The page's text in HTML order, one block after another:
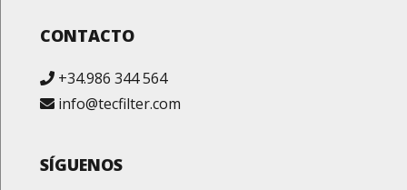
CONTACTO
+34.986 344 564
info@tecfilter.com
SÍGUENOS